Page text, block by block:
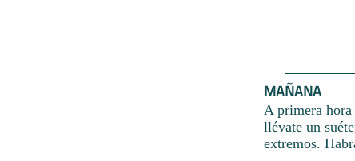
MAÑANA
A primera
llévate un
extremos.